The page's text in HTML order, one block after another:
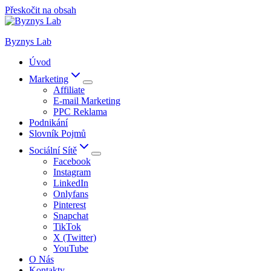
Přeskočit na obsah
Byznys Lab
Úvod
Marketing
Affiliate
E-mail Marketing
PPC Reklama
Podnikání
Slovník Pojmů
Sociální Sítě
Facebook
Instagram
LinkedIn
Onlyfans
Pinterest
Snapchat
TikTok
X (Twitter)
YouTube
O Nás